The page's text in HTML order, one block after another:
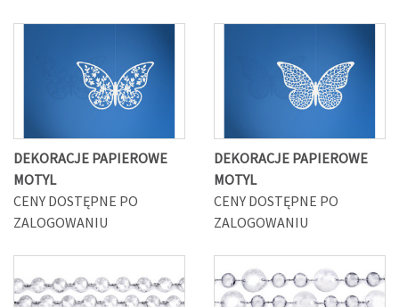
DEKORACJE PAPIEROWE
MOTYL
CENY DOSTĘPNE PO
ZALOGOWANIU
DEKORACJE PAPIEROWE
MOTYL
CENY DOSTĘPNE PO
ZALOGOWANIU